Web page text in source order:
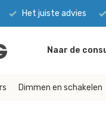
Het juiste advies
Naar de
Dimmen en schakelen